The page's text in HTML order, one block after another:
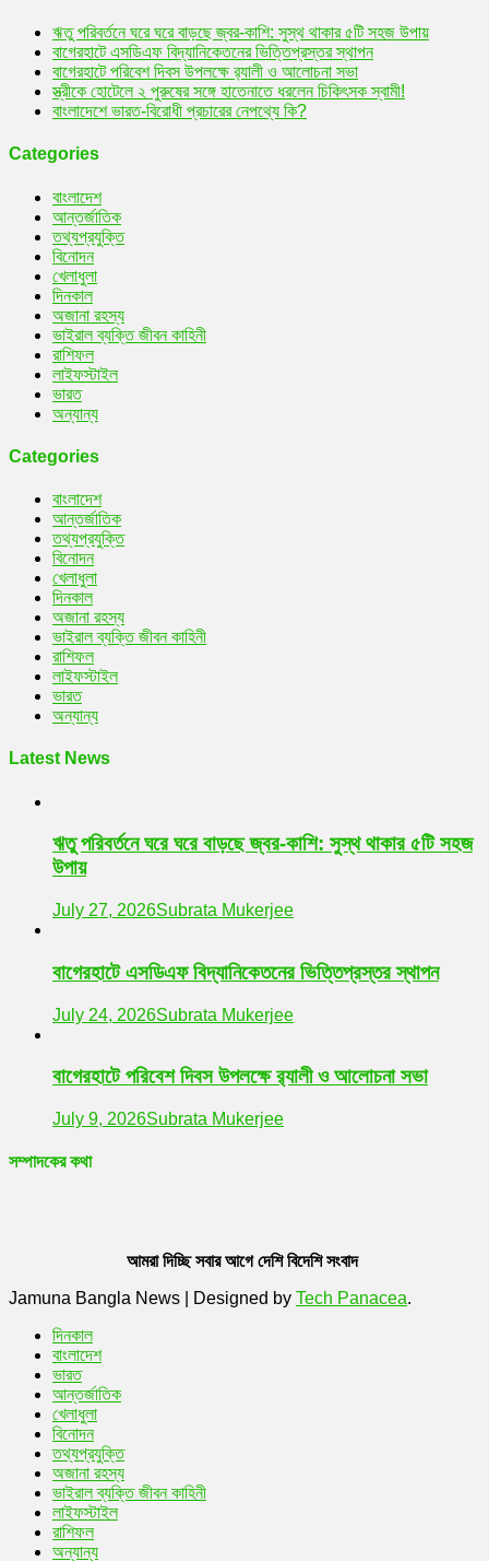
ঋতু পরিবর্তনে ঘরে ঘরে বাড়ছে জ্বর-কাশি: সুস্থ থাকার ৫টি সহজ উপায়
বাগেরহাটে এসডিএফ বিদ্যানিকেতনের ভিত্তিপ্রস্তর স্থাপন
বাগেরহাটে পরিবেশ দিবস উপলক্ষে র‌্যালী ও আলোচনা সভা
স্ত্রীকে হোটেলে ২ পুরুষের সঙ্গে হাতেনাতে ধরলেন চিকিৎসক স্বামী!
বাংলাদেশে ভারত-বিরোধী প্রচারের নেপথ্যে কি?
Categories
বাংলাদেশ
আন্তর্জাতিক
তথ্যপ্রযুক্তি
বিনোদন
খেলাধুলা
দিনকাল
অজানা রহস্য
ভাইরাল ব্যক্তি জীবন কাহিনী
রাশিফল
লাইফস্টাইল
ভারত
অন্যান্য
Categories
বাংলাদেশ
আন্তর্জাতিক
তথ্যপ্রযুক্তি
বিনোদন
খেলাধুলা
দিনকাল
অজানা রহস্য
ভাইরাল ব্যক্তি জীবন কাহিনী
রাশিফল
লাইফস্টাইল
ভারত
অন্যান্য
Latest News
ঋতু পরিবর্তনে ঘরে ঘরে বাড়ছে জ্বর-কাশি: সুস্থ থাকার ৫টি সহজ
উপায়
July 27, 2026Subrata Mukerjee
বাগেরহাটে এসডিএফ বিদ্যানিকেতনের ভিত্তিপ্রস্তর স্থাপন
July 24, 2026Subrata Mukerjee
বাগেরহাটে পরিবেশ দিবস উপলক্ষে র‌্যালী ও আলোচনা সভা
July 9, 2026Subrata Mukerjee
সম্পাদকের কথা
আমরা দিচ্ছি সবার আগে দেশি বিদেশি সংবাদ
Jamuna Bangla News
Designed by Tech Panacea.
দিনকাল
বাংলাদেশ
ভারত
আন্তর্জাতিক
খেলাধুলা
বিনোদন
তথ্যপ্রযুক্তি
অজানা রহস্য
ভাইরাল ব্যক্তি জীবন কাহিনী
লাইফস্টাইল
রাশিফল
অন্যান্য